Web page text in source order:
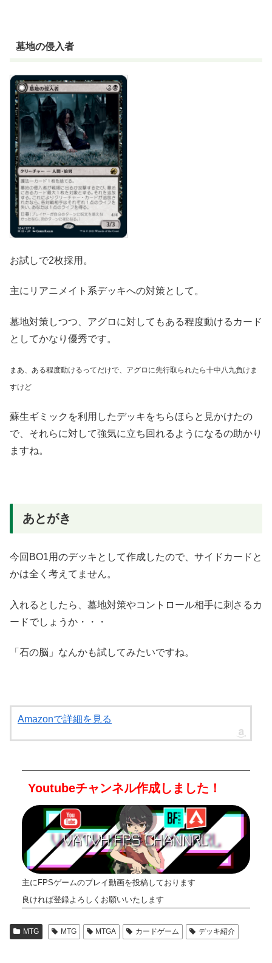
墓地の侵入者
お試しで2枚採用。
主にリアニメイト系デッキへの対策として。
墓地対策しつつ、アグロに対してもある程度動けるカード
としてかなり優秀です。
まあ、ある程度動けるってだけで、アグロに先行取られたら十中八九負けま
すけど
蘇生ギミックを利用したデッキをちらほらと見かけたの
で、それらに対して強気に立ち回れるようになるの助かり
ますね。
あとがき
今回BO1用のデッキとして作成したので、サイドカードと
かは全く考えてません。
入れるとしたら、墓地対策やコントロール相手に刺さるカ
ードでしょうか・・・
「石の脳」なんかも試してみたいですね。
Amazonで詳細を見る
Youtubeチャンネル作成しました！
主にFPSゲームのプレイ動画を投稿しております
良ければ登録よろしくお願いいたします
MTG MTG MTGA カードゲーム デッキ紹介